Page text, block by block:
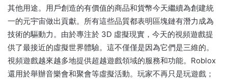
其他用途。 用戶創造的有價值的商品和貨幣今天繼續為創建統
一的元宇宙做出貢獻。 所有這些品質都表明區塊鏈有潛力成為
技術的驅動力。 由於專注於 3D 虛擬現實，今天的視頻遊戲提
供了最接近的虛擬世界體驗。 這不僅僅是因為它們是三維的。
視頻遊戲越來越多地提供超越遊戲領域的服務和功能。 Roblox
還用於舉辦音樂會和聚會等虛擬活動。 玩家不再只是玩遊戲；